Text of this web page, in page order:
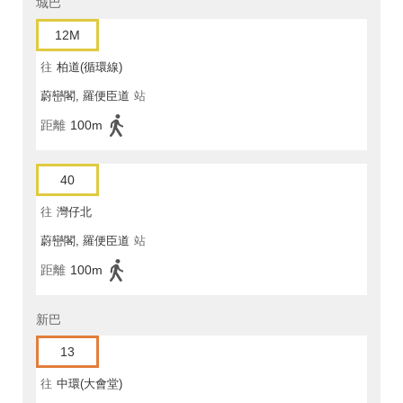
城巴
12M
往 柏道(循環線)
蔚巒閣, 羅便臣道 站
距離 100m
40
往 灣仔北
蔚巒閣, 羅便臣道 站
距離 100m
新巴
13
往 中環(大會堂)